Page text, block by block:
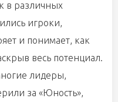
в различных
игроки,
и понимает, как
весь потенциал.
лидеры,
за «Юность»,